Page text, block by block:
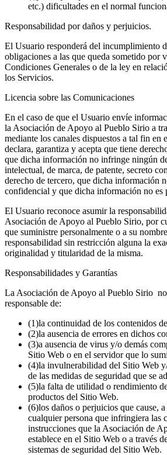
etc.) dificultades en el normal
Responsabilidad por daños y perjuicios.
El Usuario responderá del incumplimiento
obligaciones a las que queda sometido por
Condiciones Generales o de la ley en
los Servicios.
Licencia sobre las Comunicaciones
En el caso de que el Usuario envíe
la Asociación de Apoyo al Pueblo Sirio a
mediante los canales dispuestos a tal fin
declara, garantiza y acepta que tiene
que dicha información no infringe ningún
intelectual, de marca, de patente, secreto
derecho de tercero, que dicha información
confidencial y que dicha información no es
El Usuario reconoce asumir la
Asociación de Apoyo al Pueblo Sirio, por
que suministre personalmente o a su
responsabilidad sin restricción alguna la
originalidad y titularidad de la misma.
Responsabilidades y Garantías
La Asociación de Apoyo al Pueblo Sirio no
responsable de:
(1)la continuidad de los contenidos
(2)la ausencia de errores en dichos
(3)a ausencia de virus y/o demás
Sitio Web o en el servidor que lo
(4)la invulnerabilidad del Sitio Web
de las medidas de seguridad que se
(5)la falta de utilidad o rendimiento
productos del Sitio Web.
(6)los daños o perjuicios que cause,
cualquier persona que infringiera las
instrucciones que la Asociación de
establece en el Sitio Web o a través
sistemas de seguridad del Sitio Web.